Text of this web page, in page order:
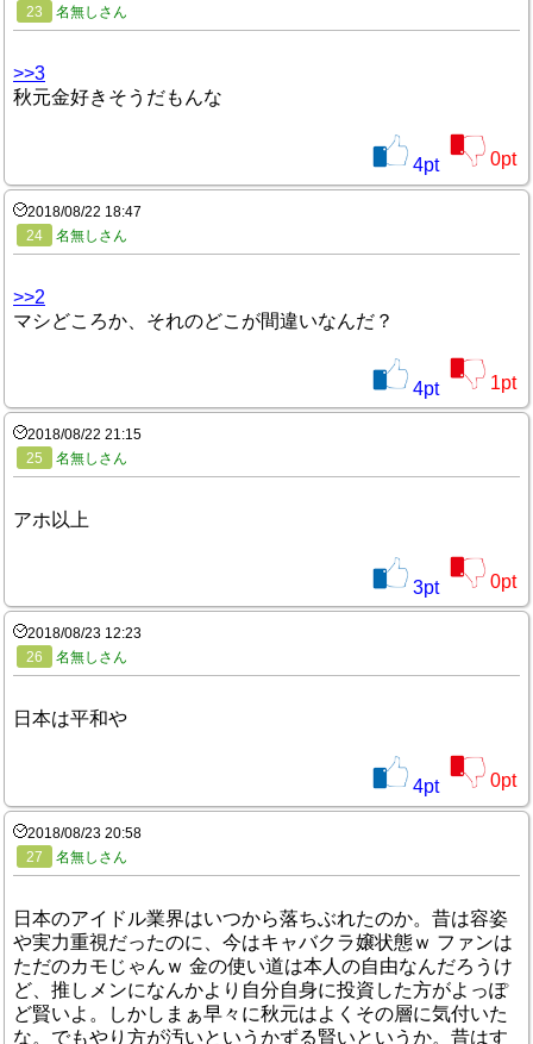
23 名無しさん
>>3
秋元金好きそうだもんな
4pt 0pt
2018/08/22 18:47
24
名無しさん
>>2
マシどころか、それのどこが間違いなんだ？
4pt 1pt
2018/08/22 21:15
25
名無しさん
アホ以上
3pt 0pt
2018/08/23 12:23
26
名無しさん
日本は平和や
4pt 0pt
2018/08/23 20:58
27
名無しさん
日本のアイドル業界はいつから落ちぶれたのか。昔は容姿
や実力重視だったのに、今はキャバクラ嬢状態ｗ ファンは
ただのカモじゃんｗ 金の使い道は本人の自由なんだろうけ
ど、推しメンになんかより自分自身に投資した方がよっぽ
ど賢いよ。しかしまぁ早々に秋元はよくその層に気付いた
な。でもやり方が汚いというかずる賢いというか。昔はす